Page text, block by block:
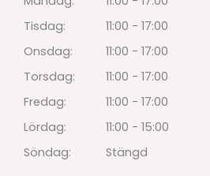
Tisdag:
11:00 - 17:00
Onsdag:
11:00 - 17:00
Torsdag:
11:00 - 17:00
Fredag:
11:00 - 17:00
Lördag:
11:00 - 15:00
Söndag:
Stängd